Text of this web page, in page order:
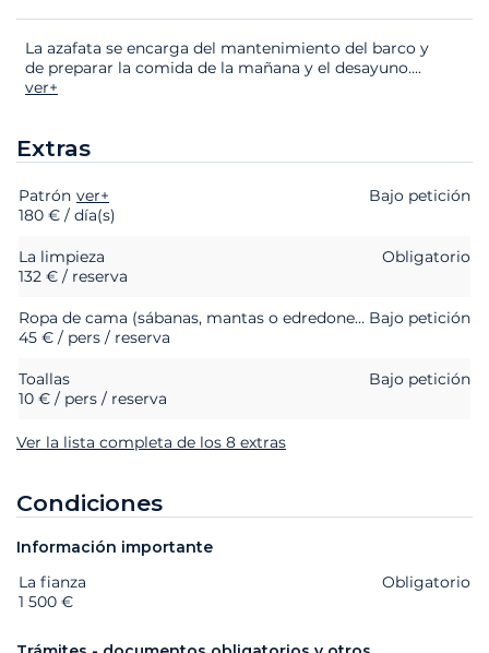
La azafata se encarga del mantenimiento del barco y
de preparar la comida de la mañana y el desayuno....
ver+
Extras
Extras Estado
Patrón ver+
Bajo petición
180 € / día(s)
La limpieza
Obligatorio
132 € / reserva
Ropa de cama (sábanas, mantas o edredones, almohadas y fundas de almohada) Bajo petición
45 € / pers / reserva
Toallas
Bajo petición
10 € / pers / reserva
Ver la lista completa de los 8 extras
Condiciones
Información importante
Extras Estado
La fianza
Obligatorio
1 500 €